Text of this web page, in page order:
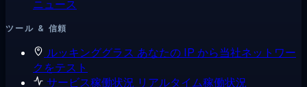
ニュース
ツール & 信頼
ルッキンググラス あなたの IP から当社ネットワー
クをテスト
サービス稼働状況 リアルタイム稼働状況